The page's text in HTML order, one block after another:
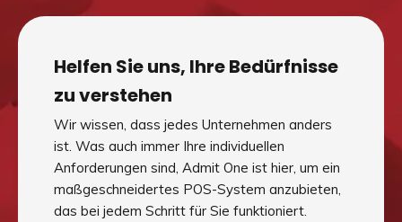
Helfen Sie uns, Ihre Bedürfnisse
zu verstehen
Wir wissen, dass jedes Unternehmen anders
ist. Was auch immer Ihre individuellen
Anforderungen sind, Admit One ist hier, um ein
maßgeschneidertes POS-System anzubieten,
das bei jedem Schritt für Sie funktioniert.